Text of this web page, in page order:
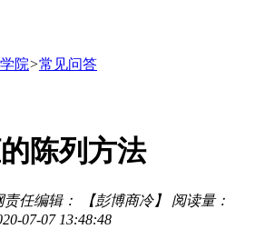
院>常见问答
陈列方法
责任编辑： 【彭博商冷】 阅读量：
07-07 13:48:48